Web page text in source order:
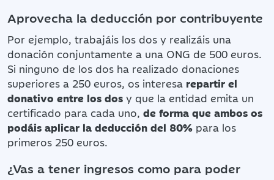
Aprovecha la deducción por contribuyente
Por ejemplo, trabajáis los dos y realizáis una
donación conjuntamente a una ONG de 500 euros.
Si ninguno de los dos ha realizado donaciones
superiores a 250 euros, os interesa repartir el
donativo entre los dos y que la entidad emita un
certificado para cada uno, de forma que ambos os
podáis aplicar la deducción del 80% para los
primeros 250 euros.
¿Vas a tener ingresos como para poder